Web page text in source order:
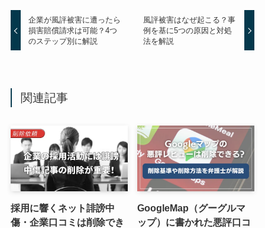
企業が風評被害に遭ったら
損害賠償請求は可能？4つ
のステップ別に解説
風評被害はなぜ起こる？事
例を基に5つの原因と対処
法を解説
関連記事
採用に響くネット誹謗中
傷・企業口コミは削除でき
GoogleMap（グーグルマ
ップ）に書かれた悪評口コ